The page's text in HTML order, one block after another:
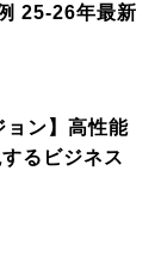
25-26年最新
ョン】高性能
るビジネス